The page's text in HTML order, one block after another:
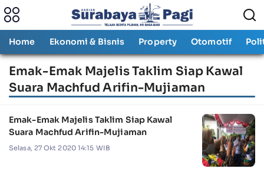
Home Ekonomi & Bisnis Property Otomotif
Emak-Emak Majelis Taklim Siap Kawal
Suara Machfud Arifin-Mujiaman
Emak-Emak Majelis Taklim Siap Kawal
Suara Machfud Arifin-Mujiaman
Selasa, 27 Okt 2020 14:15 WIB